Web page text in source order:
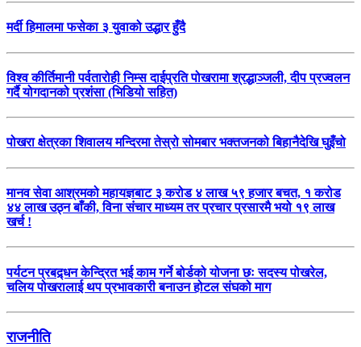
मर्दी हिमालमा फसेका ३ युवाको उद्धार हुँदै
विश्व कीर्तिमानी पर्वतारोही निम्स दाईप्रति पोखरामा श्रद्धाञ्जली, दीप प्रज्वलन
गर्दै योगदानको प्रशंसा (भिडियो सहित)
पोखरा क्षेत्रका शिवालय मन्दिरमा तेस्रो सोमबार भक्तजनको बिहानैदेखि घुइँचो
मानव सेवा आश्रमको महायज्ञबाट ३ करोड ४ लाख ५९ हजार बचत, १ करोड
४४ लाख उठ्न बाँकी, विना संचार माध्यम तर प्रचार प्रसारमै भयो १९ लाख
खर्च !
पर्यटन प्रबद्र्धन केन्द्रित भई काम गर्ने बोर्डको योजना छः सदस्य पोखरेल,
चलिय पोखरालाई थप प्रभावकारी बनाउन होटल संघको माग
राजनीति